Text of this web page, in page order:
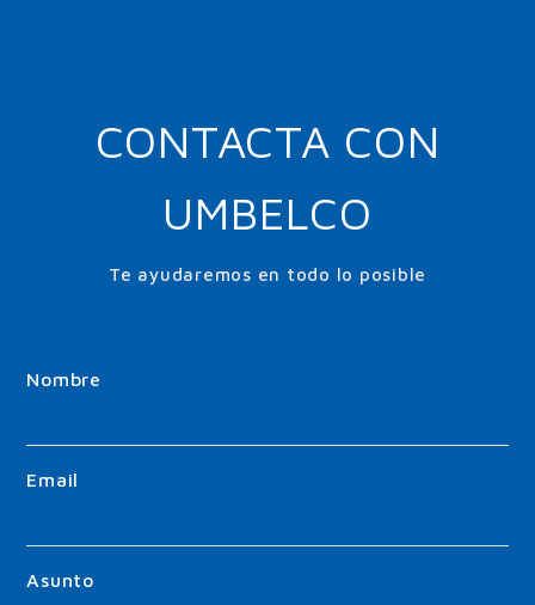
CONTACTA CON
UMBELCO
Te ayudaremos en todo lo posible
Nombre
Email
Asunto